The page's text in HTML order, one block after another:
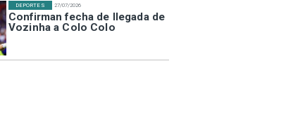
27/07/2026
Confirman fecha de llegada de
Vozinha a Colo Colo
DEPORTES